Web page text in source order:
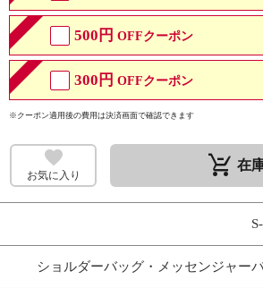
500円 OFFクーポン
300円 OFFクーポン
※クーポン適用後の費用は決済画面で確認できます
お気に入り remove_shopping_cart 在
ショルダーバッグ・メッセンジャー